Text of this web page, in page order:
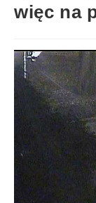
więc na